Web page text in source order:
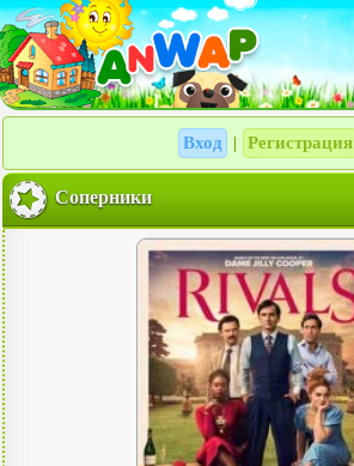
Вход Регистрация
Соперники